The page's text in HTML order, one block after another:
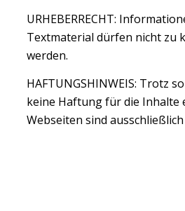
URHEBERRECHT:
Textmaterial dürfen nicht zu
werden.
HAFTUNGSHINWEIS: Trotz
keine Haftung für die Inhalte
Webseiten sind